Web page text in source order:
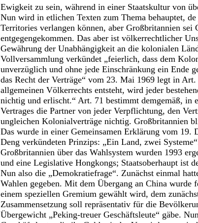
Ewigkeit zu sein, während in einer Staatskultur von
Nun wird in etlichen Texten zum Thema behauptet,
Territories verlangen können, aber Großbritannien sei
entgegengekommen. Das aber ist völkerrechtlicher
Gewährung der Unabhängigkeit an die kolonialen
Vollversammlung verkündet „feierlich, dass dem
unverzüglich und ohne jede Einschränkung ein Ende
das Recht der Verträge“ vom 23. Mai 1969 legt in
allgemeinen Völkerrechts entsteht, wird jeder
nichtig und erlischt.“ Art. 71 bestimmt demgemäß, in
Vertrages die Partner von jeder Verpflichtung, den
ungleichen Kolonialverträge nichtig. Großbritannien
Das wurde in einer Gemeinsamen Erklärung vom 19.
Deng verkündeten Prinzips: „Ein Land, zwei
Großbritannien über das Wahlsystem wurden 1993
und eine Legislative Hongkongs; Staatsoberhaupt ist
Nun also die „Demokratiefrage“. Zunächst einmal
Wahlen gegeben. Mit dem Übergang an China wurde
einem speziellen Gremium gewählt wird, dem
Zusammensetzung soll repräsentativ für die
Übergewicht „Peking-treuer Geschäftsleute“ gäbe.